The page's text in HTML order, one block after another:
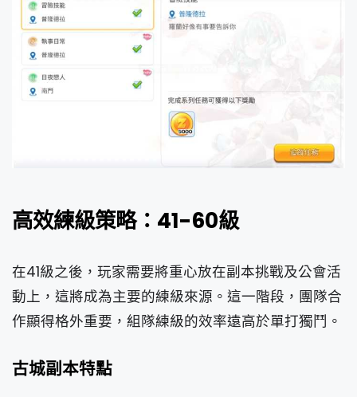
高效練級策略：41-60級
在41級之後，玩家需要將重心放在副本挑戰及公會活
動上，這將成為主要的練級來源。這一階段，團隊合
作顯得格外重要，組隊練級的效率遠高於單打獨鬥。
古城副本特點